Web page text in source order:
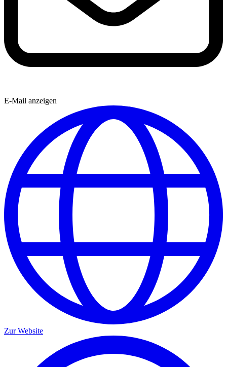
E-Mail anzeigen
Zur Website